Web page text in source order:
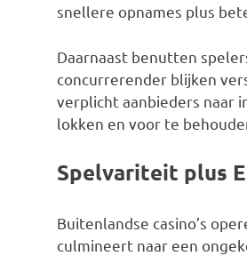
snellere opnames plus
Daarnaast benutten
concurrerender blijken
verplicht aanbieders naar
lokken en voor te
Spelvariteit plus
Buitenlandse casino’s
culmineert naar een